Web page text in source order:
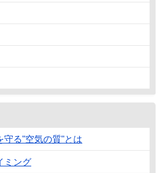
る"空気の質"とは
ミング